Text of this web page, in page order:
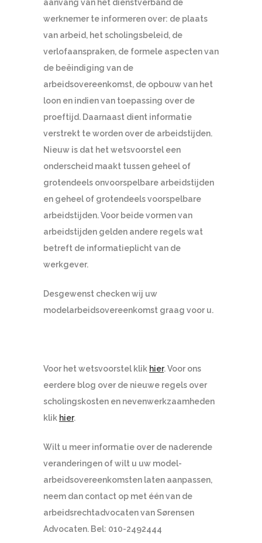
aanvang van het dienstverband de
werknemer te informeren over: de plaats
van arbeid, het scholingsbeleid, de
verlofaanspraken, de formele aspecten van
de beëindiging van de
arbeidsovereenkomst, de opbouw van het
loon en indien van toepassing over de
proeftijd. Daarnaast dient informatie
verstrekt te worden over de arbeidstijden.
Nieuw is dat het wetsvoorstel een
onderscheid maakt tussen geheel of
grotendeels onvoorspelbare arbeidstijden
en geheel of grotendeels voorspelbare
arbeidstijden. Voor beide vormen van
arbeidstijden gelden andere regels wat
betreft de informatieplicht van de
werkgever.
Desgewenst checken wij uw
modelarbeidsovereenkomst graag voor u.
Voor het wetsvoorstel klik hier. Voor ons
eerdere blog over de nieuwe regels over
scholingskosten en nevenwerkzaamheden
klik hier.
Wilt u meer informatie over de naderende
veranderingen of wilt u uw model-
arbeidsovereenkomsten laten aanpassen,
neem dan contact op met één van de
arbeidsrechtadvocaten van Sørensen
Advocaten. Bel: 010-2492444